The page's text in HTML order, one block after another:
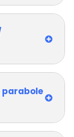
parabole